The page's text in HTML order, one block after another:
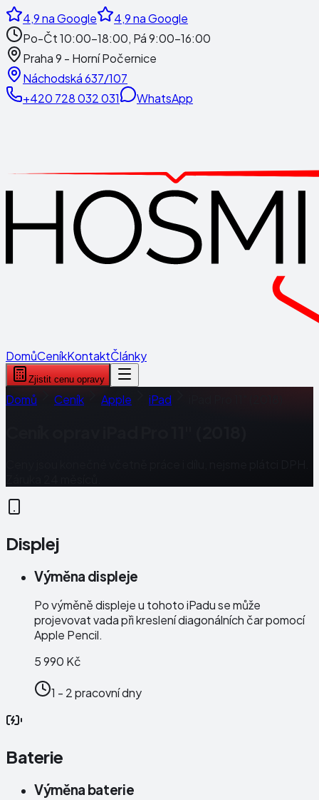
4,9na Google 4,9na Google
Po-Čt 10:00-18:00, Pá 9:00-16:00
Praha 9 - Horní Počernice
Náchodská 637/107
+420 728 032 031
WhatsApp
DomůCeníkKontaktČlánky
Zjistit cenu opravy
Domů Ceník Apple iPad
Displej
Výměna displeje
Po výměně displeje u tohoto iPadu se může
projevovat vada při kreslení diagonálních čar pomocí
Apple Pencil.
5 990 Kč
1 - 2 pracovní dny
Baterie
Výměna baterie